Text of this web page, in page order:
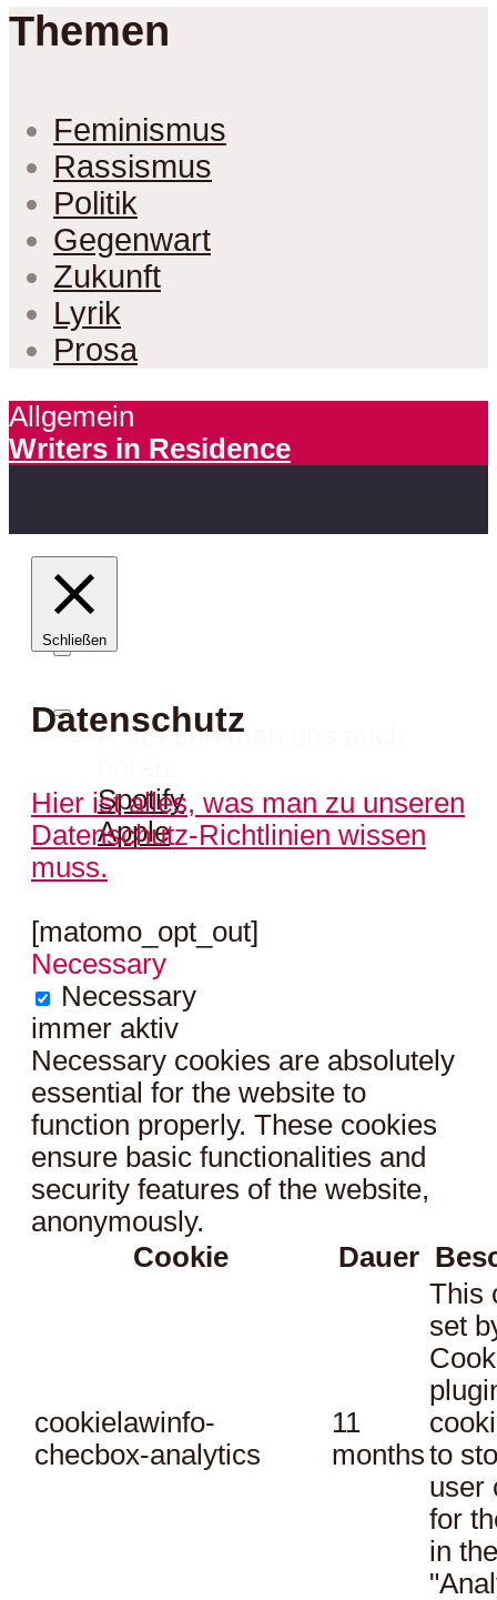
Themen
Feminismus
Rassismus
Politik
Gegenwart
Zukunft
Lyrik
Prosa
Allgemein
Writers in Residence
Hier kann man uns auch
Spotify
Apple
Schließen
Datenschutz
Hier ist alles, was man zu unseren
Datenschutz-Richtlinien wissen
muss.
[matomo_opt_out]
Necessary
Necessary
immer aktiv
Necessary cookies are absolutely
essential for the website to
function properly. These cookies
ensure basic functionalities and
security features of the website,
anonymously.
Cookie
Dauer
cookielawinfo-
checbox-analytics
11
months
This
set
to
user
for
in